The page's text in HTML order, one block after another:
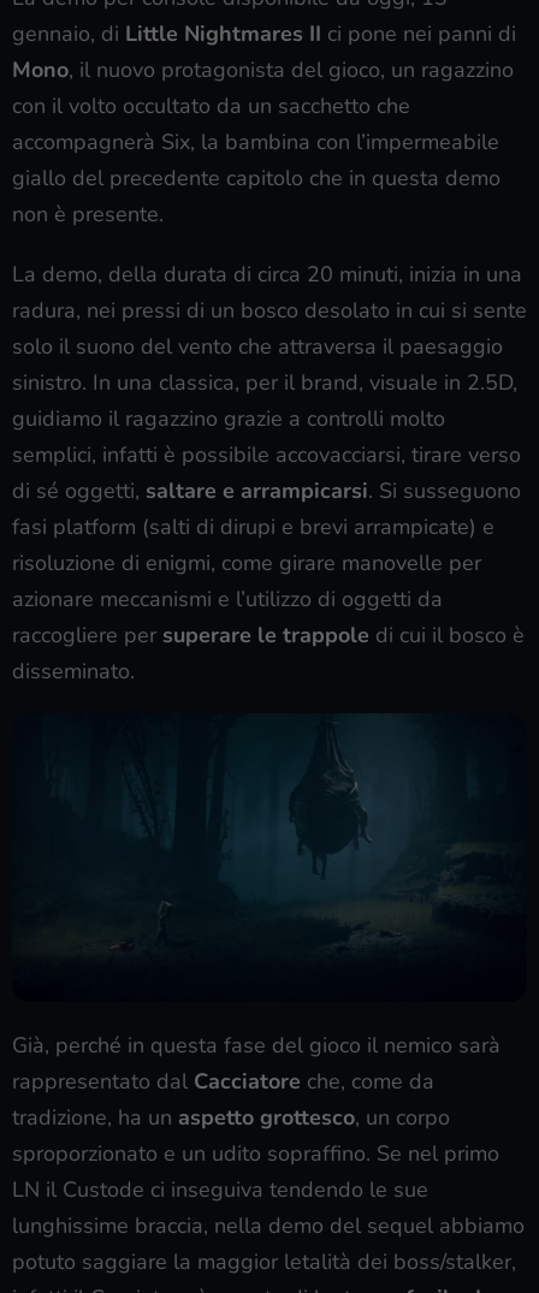
gennaio, di Little Nightmares II ci pone nei panni di
Mono, il nuovo protagonista del gioco, un ragazzino
con il volto occultato da un sacchetto che
accompagnerà Six, la bambina con l’impermeabile
giallo del precedente capitolo che in questa demo
non è presente.
La demo, della durata di circa 20 minuti, inizia in una
radura, nei pressi di un bosco desolato in cui si sente
solo il suono del vento che attraversa il paesaggio
sinistro. In una classica, per il brand, visuale in 2.5D,
guidiamo il ragazzino grazie a controlli molto
semplici, infatti è possibile accovacciarsi, tirare verso
di sé oggetti, saltare e arrampicarsi. Si susseguono
fasi platform (salti di dirupi e brevi arrampicate) e
risoluzione di enigmi, come girare manovelle per
azionare meccanismi e l’utilizzo di oggetti da
raccogliere per superare le trappole di cui il bosco è
disseminato.
Già, perché in questa fase del gioco il nemico sarà
rappresentato dal Cacciatore che, come da
tradizione, ha un aspetto grottesco, un corpo
sproporzionato e un udito sopraffino. Se nel primo
LN il Custode ci inseguiva tendendo le sue
lunghissime braccia, nella demo del sequel abbiamo
potuto saggiare la maggior letalità dei boss/stalker,